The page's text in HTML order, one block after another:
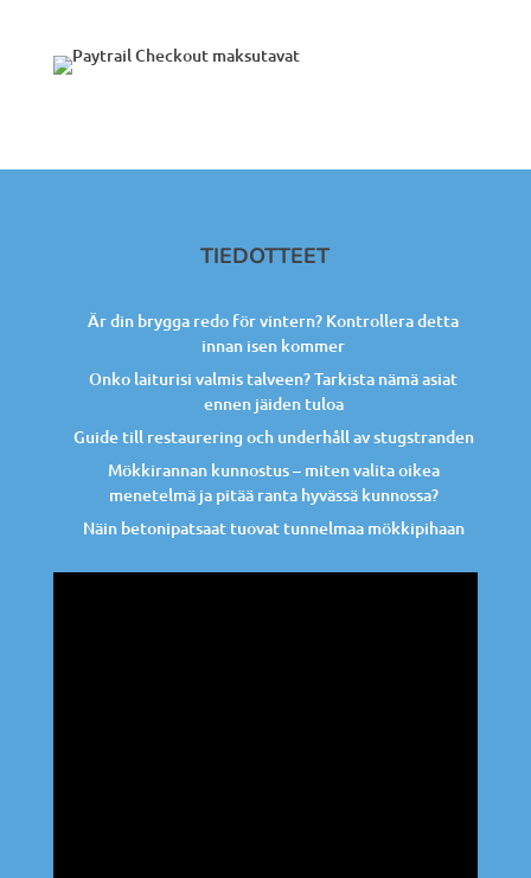
TIEDOTTEET
Är din brygga redo för vintern? Kontrollera detta
innan isen kommer
Onko laiturisi valmis talveen? Tarkista nämä asiat
ennen jäiden tuloa
Guide till restaurering och underhåll av stugstranden
Mökkirannan kunnostus – miten valita oikea
menetelmä ja pitää ranta hyvässä kunnossa?
Näin betonipatsaat tuovat tunnelmaa mökkipihaan